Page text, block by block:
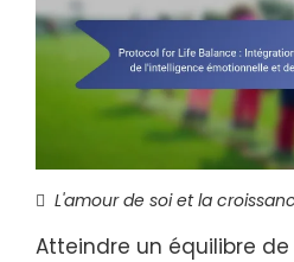
L'amour de soi et la
Atteindre un équilibre